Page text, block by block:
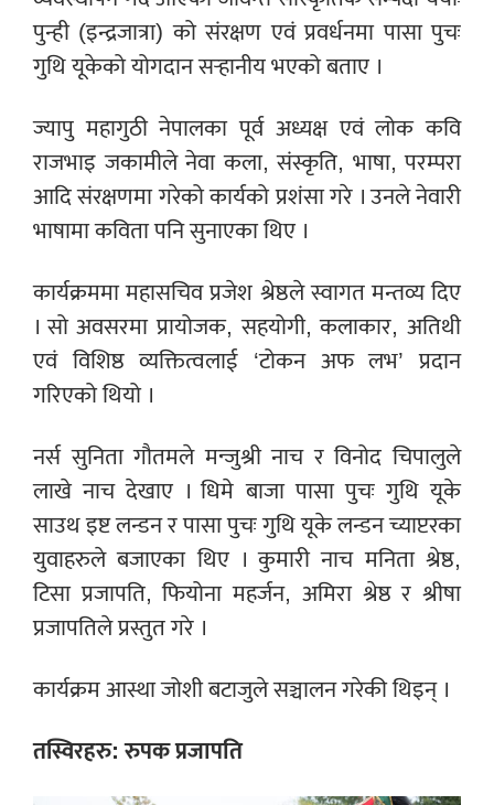
पुन्ही (इन्द्रजात्रा) को संरक्षण एवं प्रवर्धनमा पासा पुचः
गुथि यूकेको योगदान सर्‍हानीय भएको बताए ।
ज्यापु महागुठी नेपालका पूर्व अध्यक्ष एवं लोक कवि
राजभाइ जकामीले नेवा कला, संस्कृति, भाषा, परम्परा
आदि संरक्षणमा गरेको कार्यको प्रशंसा गरे । उनले नेवारी
भाषामा कविता पनि सुनाएका थिए ।
कार्यक्रममा महासचिव प्रजेश श्रेष्ठले स्वागत मन्तव्य दिए
। सो अवसरमा प्रायोजक, सहयोगी, कलाकार, अतिथी
एवं विशिष्ठ व्यक्तित्वलाई ‘टोकन अफ लभ’ प्रदान
गरिएको थियो ।
नर्स सुनिता गौतमले मन्जुश्री नाच र विनोद चिपालुले
लाखे नाच देखाए । धिमे बाजा पासा पुचः गुथि यूके
साउथ इष्ट लन्डन र पासा पुचः गुथि यूके लन्डन च्याप्टरका
युवाहरुले बजाएका थिए । कुमारी नाच मनिता श्रेष्ठ,
टिसा प्रजापति, फियोना महर्जन, अमिरा श्रेष्ठ र श्रीषा
प्रजापतिले प्रस्तुत गरे ।
कार्यक्रम आस्था जोशी बटाजुले सञ्चालन गरेकी थिइन् ।
तस्विरहरु: रुपक प्रजापति